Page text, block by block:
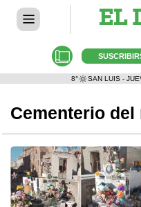
8° SAN LUIS -
Cementerio